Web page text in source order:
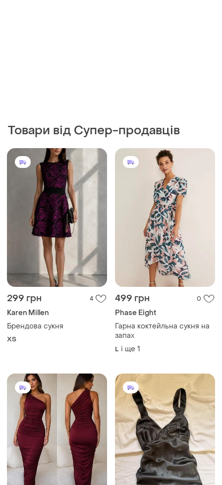
Товари від Супер-продавців
299 грн 4
Karen Millen
Брендова сукня
ХS
499 грн 0
Phase Eight
Гарна коктейльна сукня на
запах
L і ще 1